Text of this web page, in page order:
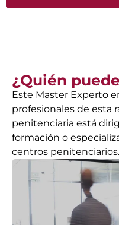
¿Quién
Este Master Experto
profesionales de esta
penitenciaria está
formación o
centros penitenciarios.